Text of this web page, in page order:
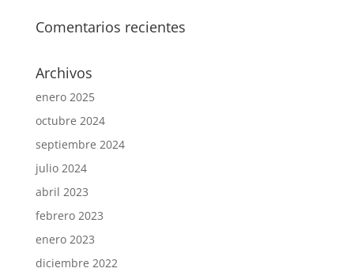
Comentarios recientes
Archivos
enero 2025
octubre 2024
septiembre 2024
julio 2024
abril 2023
febrero 2023
enero 2023
diciembre 2022